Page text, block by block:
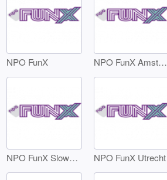
NPO FunX NPO FunX Amsterdam
NPO FunX SlowJamz NPO FunX Utrecht